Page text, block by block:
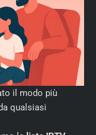
il modo più
qualsiasi